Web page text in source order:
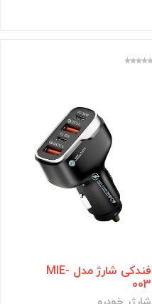
فندکی شارژ مدل MIE-
003